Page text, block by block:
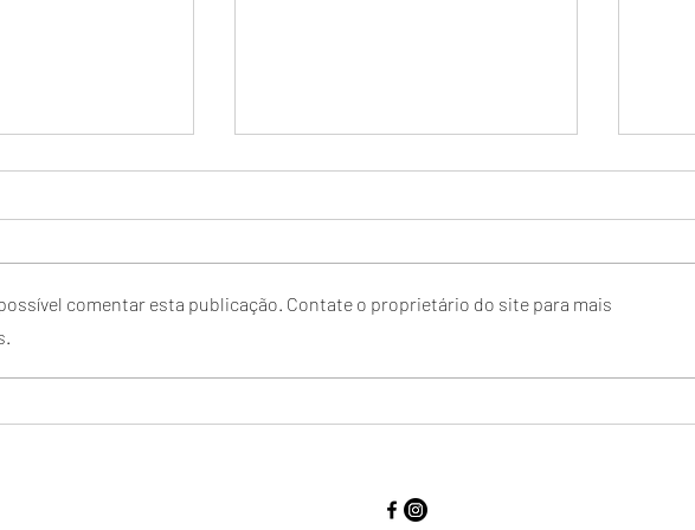
comentar esta publicação. Contate o proprietário do site para mais